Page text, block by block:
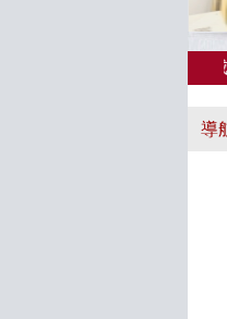
音演藝藝術，讓歌聲成為
導